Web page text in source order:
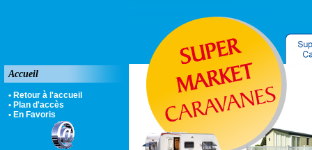
Accueil
• Retour à l'accueil
• Plan d'accès
• En Favoris